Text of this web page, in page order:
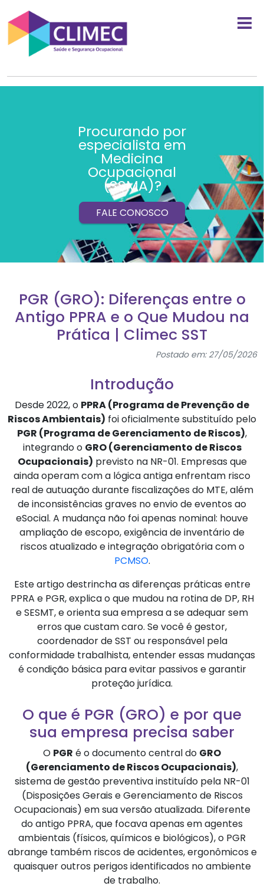
Procurando por
especialista em
Medicina
Ocupacional
(SSMA)?
FALE CONOSCO
PGR (GRO): Diferenças entre o
Antigo PPRA e o Que Mudou na
Prática | Climec SST
Postado em: 27/05/2026
Introdução
Desde 2022, o PPRA (Programa de Prevenção de
Riscos Ambientais) foi oficialmente substituído pelo
PGR (Programa de Gerenciamento de Riscos),
integrando o GRO (Gerenciamento de Riscos
Ocupacionais) previsto na NR-01. Empresas que
ainda operam com a lógica antiga enfrentam risco
real de autuação durante fiscalizações do MTE, além
de inconsistências graves no envio de eventos ao
eSocial. A mudança não foi apenas nominal: houve
ampliação de escopo, exigência de inventário de
riscos atualizado e integração obrigatória com o
PCMSO.
Este artigo destrincha as diferenças práticas entre
PPRA e PGR, explica o que mudou na rotina de DP, RH
e SESMT, e orienta sua empresa a se adequar sem
erros que custam caro. Se você é gestor,
coordenador de SST ou responsável pela
conformidade trabalhista, entender essas mudanças
é condição básica para evitar passivos e garantir
proteção jurídica.
O que é PGR (GRO) e por que
sua empresa precisa saber
O PGR é o documento central do GRO
(Gerenciamento de Riscos Ocupacionais),
sistema de gestão preventiva instituído pela NR-01
(Disposições Gerais e Gerenciamento de Riscos
Ocupacionais) em sua versão atualizada. Diferente
do antigo PPRA, que focava apenas em agentes
ambientais (físicos, químicos e biológicos), o PGR
abrange também riscos de acidentes, ergonômicos e
quaisquer outros perigos identificados no ambiente
de trabalho.